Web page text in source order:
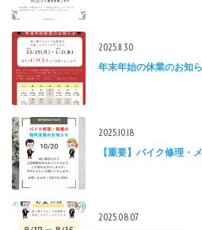
2025.11.30
年末年始の休業のお知
2025.10.18
【重要】バイク修理・
2025.08.07